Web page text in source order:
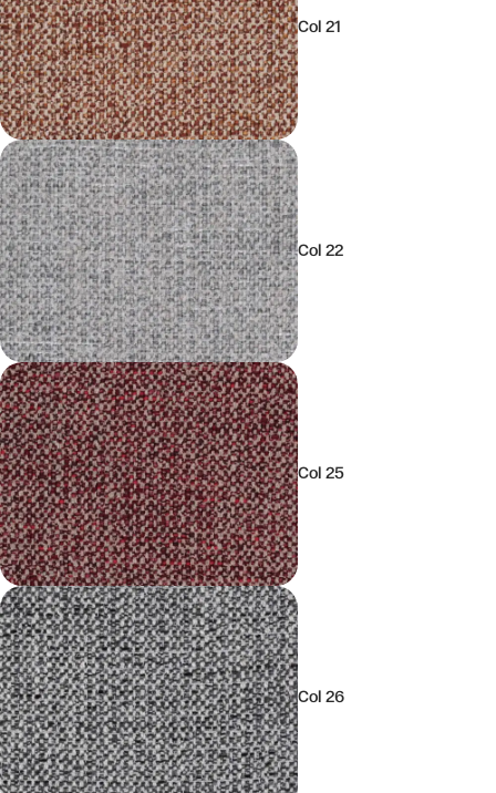
Col 21
Col 22
Col 25
Col 26